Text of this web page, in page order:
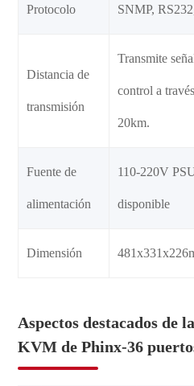
Protocolo SNMP,
Distancia de
transmisión
Transmite
control a
20km.
Fuente de
alimentación
110-220V
disponible
Dimensión
Aspectos destacados de
KVM de Phinx-36